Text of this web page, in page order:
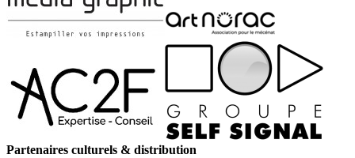
Partenaires culturels & distribution